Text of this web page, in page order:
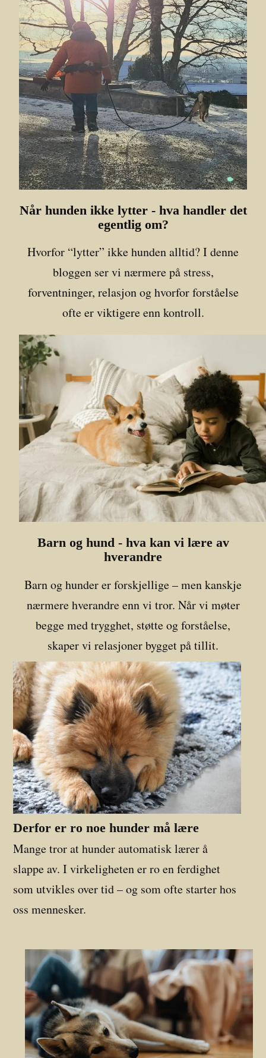
Når hunden ikke lytter - hva handler det
egentlig om?
Hvorfor “lytter” ikke hunden alltid? I denne
bloggen ser vi nærmere på stress,
forventninger, relasjon og hvorfor forståelse
ofte er viktigere enn kontroll.
Barn og hund - hva kan vi lære av
hverandre
Barn og hunder er forskjellige – men kanskje
nærmere hverandre enn vi tror. Når vi møter
begge med trygghet, støtte og forståelse,
skaper vi relasjoner bygget på tillit.
Derfor er ro noe hunder må lære
Mange tror at hunder automatisk lærer å
slappe av. I virkeligheten er ro en ferdighet
som utvikles over tid – og som ofte starter hos
oss mennesker.